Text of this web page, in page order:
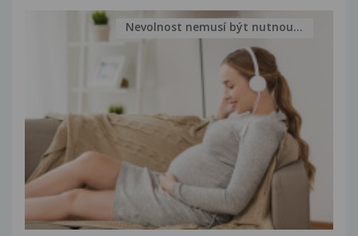
Nevolnost nemusí být nutnou...